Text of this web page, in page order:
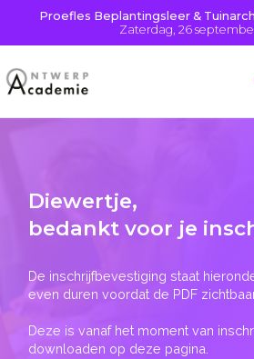
Proefles Beplantingsleer &
Zaterdag, 26
Diewertje,
bedankt voor je
De inschrijfbevestiging staat
even duren voordat de PDF
Deze is vanaf het moment van
downloaden op deze pagina.